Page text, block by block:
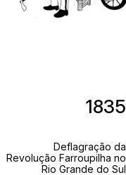
Deflagração da
Revolução Farroupilha no
Rio Grande do Sul
1835